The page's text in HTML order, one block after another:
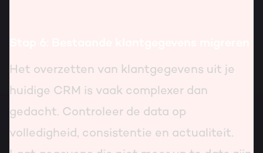
Het overzetten van klantgegevens uit je
huidige CRM is vaak complexer dan
gedacht. Controleer de data op
volledigheid, consistentie en actualiteit.